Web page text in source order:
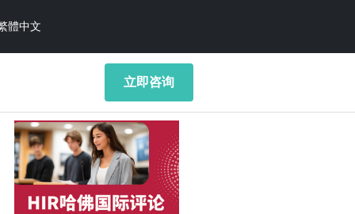
體中文
立即咨询